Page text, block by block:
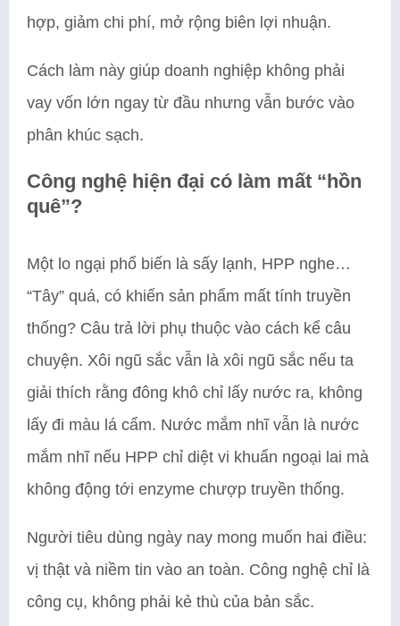
hợp, giảm chi phí, mở rộng biên lợi nhuận.
Cách làm này giúp doanh nghiệp không phải
vay vốn lớn ngay từ đầu nhưng vẫn bước vào
phân khúc sạch.
Công nghệ hiện đại có làm mất “hồn
quê”?
Một lo ngại phổ biến là sấy lạnh, HPP nghe…
“Tây” quá, có khiến sản phẩm mất tính truyền
thống? Câu trả lời phụ thuộc vào cách kể câu
chuyện. Xôi ngũ sắc vẫn là xôi ngũ sắc nếu ta
giải thích rằng đông khô chỉ lấy nước ra, không
lấy đi màu lá cẩm. Nước mắm nhĩ vẫn là nước
mắm nhĩ nếu HPP chỉ diệt vi khuẩn ngoại lai mà
không động tới enzyme chượp truyền thống.
Người tiêu dùng ngày nay mong muốn hai điều:
vị thật và niềm tin vào an toàn. Công nghệ chỉ là
công cụ, không phải kẻ thù của bản sắc.